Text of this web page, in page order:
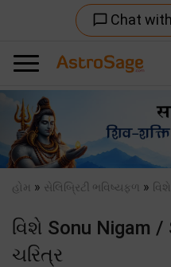
chat_bubble_outline Chat
Previous
હોમ » સેલિબ્રિટી ભવિષ્યફળ »
વિશે Sonu Nigam
ચરિત્ર